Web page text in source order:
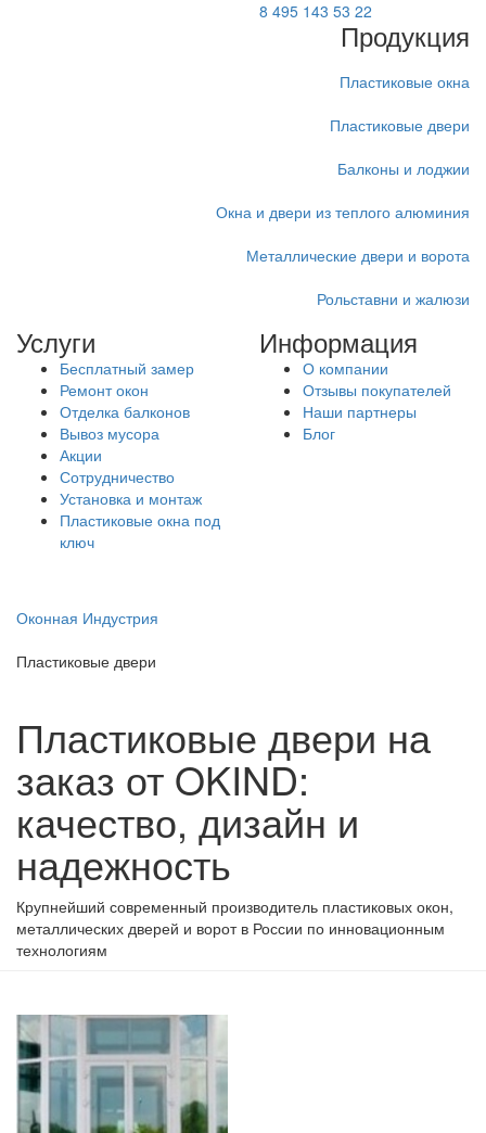
8 495 143 53 22
Продукция
Пластиковые окна
Пластиковые двери
Балконы и лоджии
Окна и двери из теплого алюминия
Металлические двери и ворота
Рольставни и жалюзи
Услуги
Бесплатный замер
Ремонт окон
Отделка балконов
Вывоз мусора
Акции
Сотрудничество
Установка и монтаж
Пластиковые окна под
ключ
Информация
О компании
Отзывы покупателей
Наши партнеры
Блог
Оконная Индустрия
Пластиковые двери
Пластиковые двери на
заказ от OKIND:
качество, дизайн и
надежность
Крупнейший современный производитель пластиковых окон,
металлических дверей и ворот в России по инновационным
технологиям